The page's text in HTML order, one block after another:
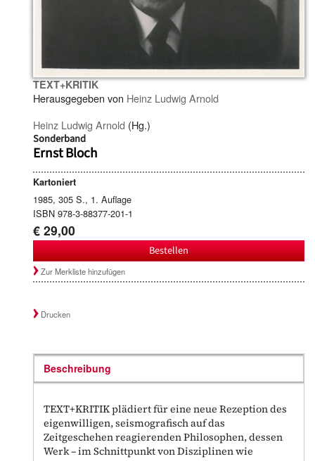
TEXT+KRITIK
Herausgegeben von Heinz Ludwig Arnold
Heinz Ludwig Arnold (Hg.)
Sonderband
Ernst Bloch
Kartoniert
1985, 305 S., 1. Auflage
ISBN 978-3-88377-201-1
€ 29,00
Bestellen
Zur Merkliste hinzufügen
Drucken
Beschreibung
TEXT+KRITIK plädiert für eine neue Rezeption des
eigenwilligen, seismografisch auf das
Zeitgeschehen reagierenden Philosophen, dessen
Werk – im Schnittpunkt von Disziplinen wie